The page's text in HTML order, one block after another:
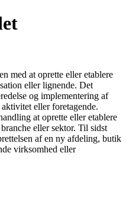
med at oprette eller etablere
eller lignende. Det
og implementering af
eller foretagende.
at oprette eller etablere
eller sektor. Til sidst
af en ny afdeling, butik
virksomhed eller